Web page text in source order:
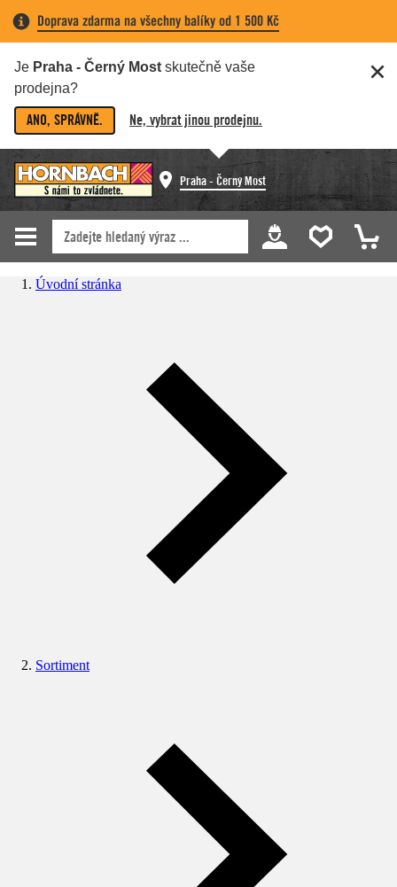
Doprava zdarma na všechny balíky od 1 500 Kč
Je Praha - Černý Most skutečně vaše
prodejna?
ANO, SPRÁVNĚ. Ne, vybrat jinou prodejnu.
Praha - Černý Most
Úvodní stránka
Sortiment